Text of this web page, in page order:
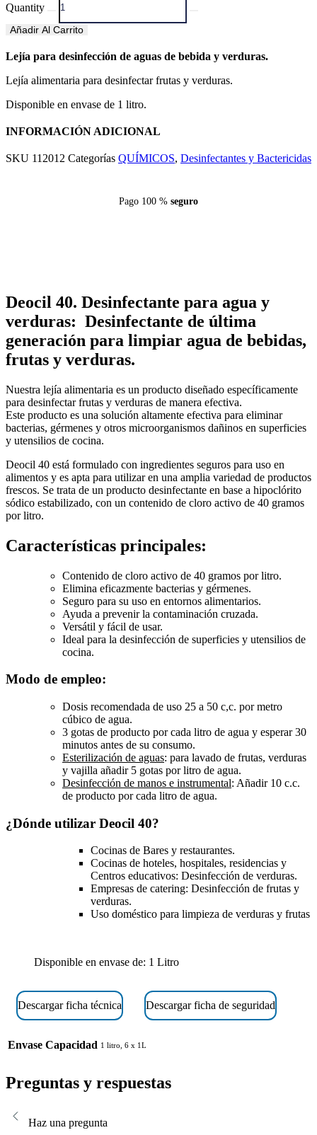
Quantity
Añadir Al Carrito
Lejía para desinfección de aguas de bebida y verduras.
Lejía alimentaria para desinfectar frutas y verduras.
Disponible en envase de 1 litro.
INFORMACIÓN ADICIONAL
SKU 112012 Categorías QUÍMICOS, Desinfectantes y Bactericidas
Pago 100 % seguro
Deocil 40. Desinfectante para agua y
verduras: Desinfectante de última
generación para limpiar agua de bebidas,
frutas y verduras.
Nuestra lejía alimentaria es un producto diseñado específicamente
para desinfectar frutas y verduras de manera efectiva.
Este producto es una solución altamente efectiva para eliminar
bacterias, gérmenes y otros microorganismos dañinos en superficies
y utensilios de cocina.
Deocil 40 está formulado con ingredientes seguros para uso en
alimentos y es apta para utilizar en una amplia variedad de productos
frescos. Se trata de un producto desinfectante en base a hipoclórito
sódico estabilizado, con un contenido de cloro activo de 40 gramos
por litro.
Características principales:
Contenido de cloro activo de 40 gramos por litro.
Elimina eficazmente bacterias y gérmenes.
Seguro para su uso en entornos alimentarios.
Ayuda a prevenir la contaminación cruzada.
Versátil y fácil de usar.
Ideal para la desinfección de superficies y utensilios de
cocina.
Modo de empleo:
Dosis recomendada de uso 25 a 50 c,c. por metro
cúbico de agua.
3 gotas de producto por cada litro de agua y esperar 30
minutos antes de su consumo.
Esterilización de aguas: para lavado de frutas, verduras
y vajilla añadir 5 gotas por litro de agua.
Desinfección de manos e instrumental: Añadir 10 c.c.
de producto por cada litro de agua.
¿Dónde utilizar Deocil 40?
Cocinas de Bares y restaurantes.
Cocinas de hoteles, hospitales, residencias y
Centros educativos: Desinfección de verduras.
Empresas de catering: Desinfección de frutas y
verduras.
Uso doméstico para limpieza de verduras y frutas
Disponible en envase de: 1 Litro
Descargar ficha técnica Descargar ficha de seguridad
Envase Capacidad 1 litro, 6 x 1L
Preguntas y respuestas
Haz una pregunta